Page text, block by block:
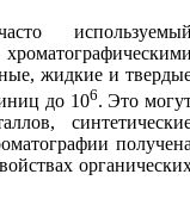
жидкие и
до 106. Это